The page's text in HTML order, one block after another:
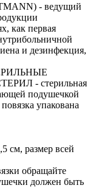
- ведущий
как первая
и дезинфекция,
- стерильная
подушечкой
упакована
см, размер всей
обращайте
должен быть